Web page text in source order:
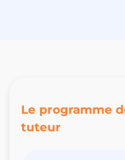
Le programme
tuteur